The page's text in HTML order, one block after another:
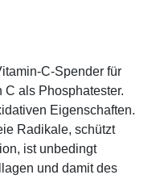
C-Spender für
als Phosphatester.
Eigenschaften.
Radikale, schützt
ist unbedingt
und damit des